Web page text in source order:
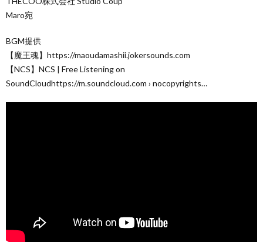
Maro宛
BGM提供
【魔王魂】https://maoudamashii.jokersounds.com
【NCS】NCS | Free Listening on
SoundCloudhttps://m.soundcloud.com › nocopyrights…